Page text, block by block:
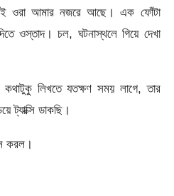
ওরা আমার নজরে আছে। এক ফোঁটা
ওস্তাদ। চল, ঘটনাস্থলে গিয়ে দেখা
লিখতে যতক্ষণ সময় লাগে, তার
ট্যাক্সি ডাকছি।
করল।